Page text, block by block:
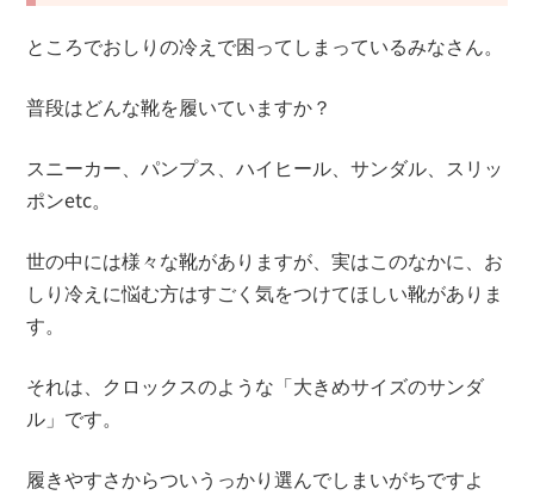
ところでおしりの冷えで困ってしまっているみなさん。
普段はどんな靴を履いていますか？
スニーカー、パンプス、ハイヒール、サンダル、スリッ
ポンetc。
世の中には様々な靴がありますが、実はこのなかに、お
しり冷えに悩む方はすごく気をつけてほしい靴がありま
す。
それは、クロックスのような「大きめサイズのサンダ
ル」です。
履きやすさからついうっかり選んでしまいがちですよ